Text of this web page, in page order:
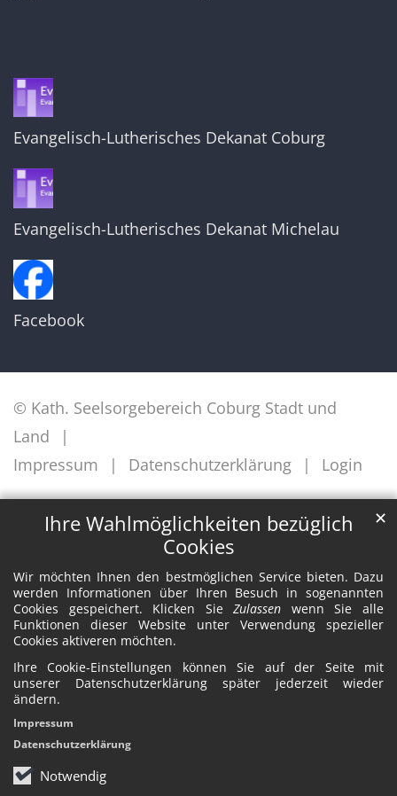
Ihre Wahlmöglichkeiten bezüglich
Cookies
Wir möchten Ihnen den bestmöglichen Service bieten. Dazu
werden Informationen über Ihren Besuch in sogenannten
Cookies gespeichert. Klicken SieZulassen wenn Sie alle
Funktionen dieser Website unter Verwendung spezieller
Cookies aktiveren möchten.
Ihre Cookie-Einstellungen können Sie auf der Seite mit
unserer Datenschutzerklärung später jederzeit wieder
ändern.
Notwendig
✕
Impressum
Datenschutzerklärung
Evangelisch-Lutherisches Dekanat Coburg
Evangelisch-Lutherisches Dekanat Michelau
Facebook
© Kath. Seelsorgebereich Coburg Stadt und
Land
Impressum
Datenschutzerklärung Login